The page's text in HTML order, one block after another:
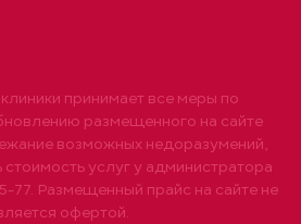
принимает все меры по
размещенного на сайте
возможных недоразумений,
услуг у администратора
77. Размещенный прайс на сайте не
офертой.